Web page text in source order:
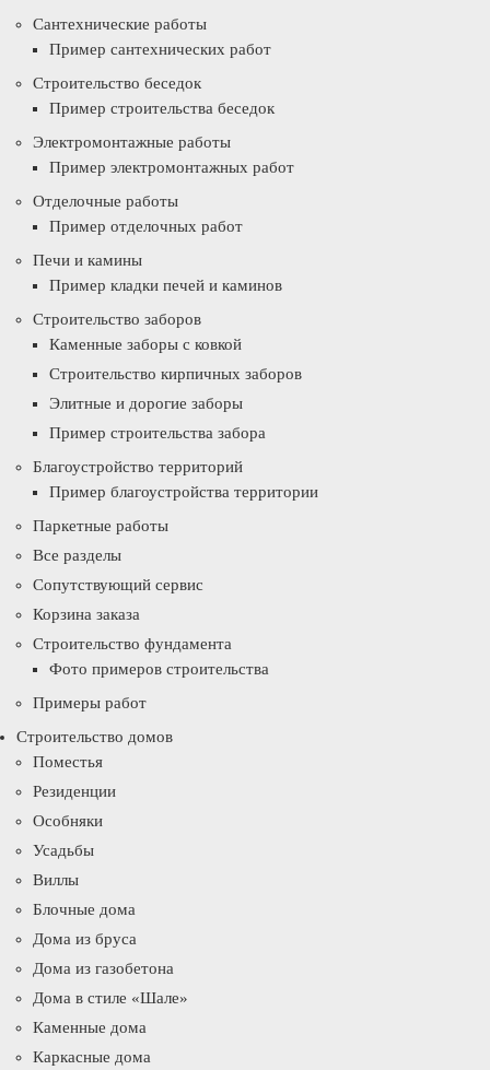
Сантехнические работы
Пример сантехнических работ
Строительство беседок
Пример строительства беседок
Электромонтажные работы
Пример электромонтажных работ
Отделочные работы
Пример отделочных работ
Печи и камины
Пример кладки печей и каминов
Строительство заборов
Каменные заборы с ковкой
Строительство кирпичных заборов
Элитные и дорогие заборы
Пример строительства забора
Благоустройство территорий
Пример благоустройства территории
Паркетные работы
Все разделы
Сопутствующий сервис
Корзина заказа
Строительство фундамента
Фото примеров строительства
Примеры работ
Строительство домов
Поместья
Резиденции
Особняки
Усадьбы
Виллы
Блочные дома
Дома из бруса
Дома из газобетона
Дома в стиле «Шале»
Каменные дома
Каркасные дома